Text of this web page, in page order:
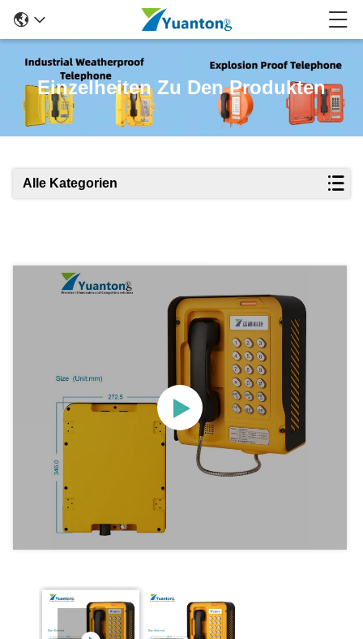
Einzelheiten Zu Den Produkten
Alle Kategorien